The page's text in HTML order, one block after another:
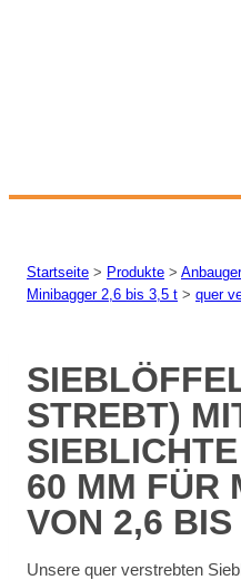
Startseite > Produkte >
Minibagger 2,6 bis 3,5 t > quer
STREBT)
60 MM FÜR
VON 2,6
Un­se­re quer ver­streb­ten